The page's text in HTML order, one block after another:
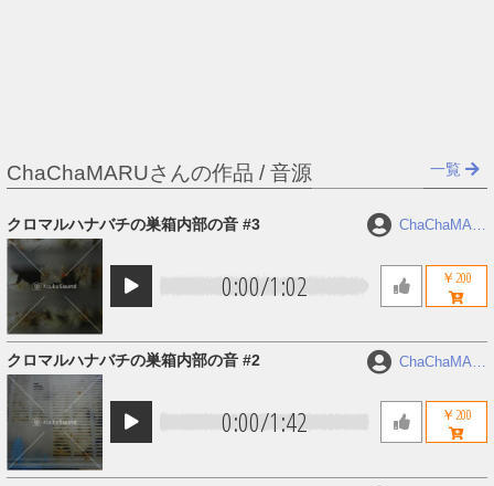
ChaChaMARUさんの作品 / 音源 一覧
0:00/1:02
クロマルハナバチの巣箱内部の音 #3
ChaChaMAR
￥200
0:00/1:42
クロマルハナバチの巣箱内部の音 #2
ChaChaMAR
￥200